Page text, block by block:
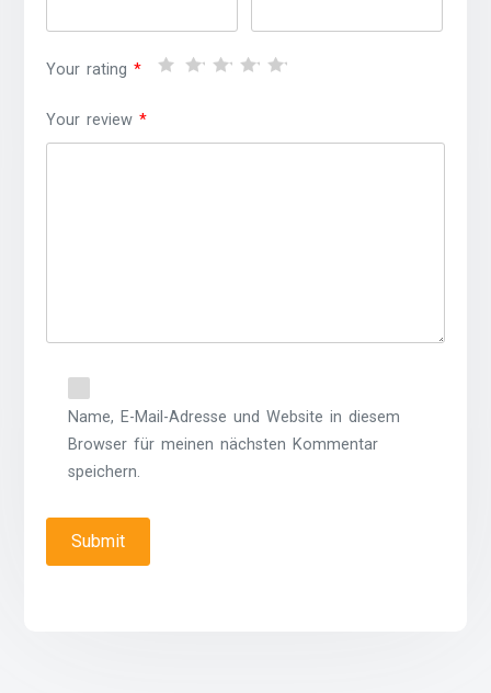
Your rating*
Your review*
Name, E-Mail-Adresse und Website in diesem
Browser für meinen nächsten Kommentar
speichern.